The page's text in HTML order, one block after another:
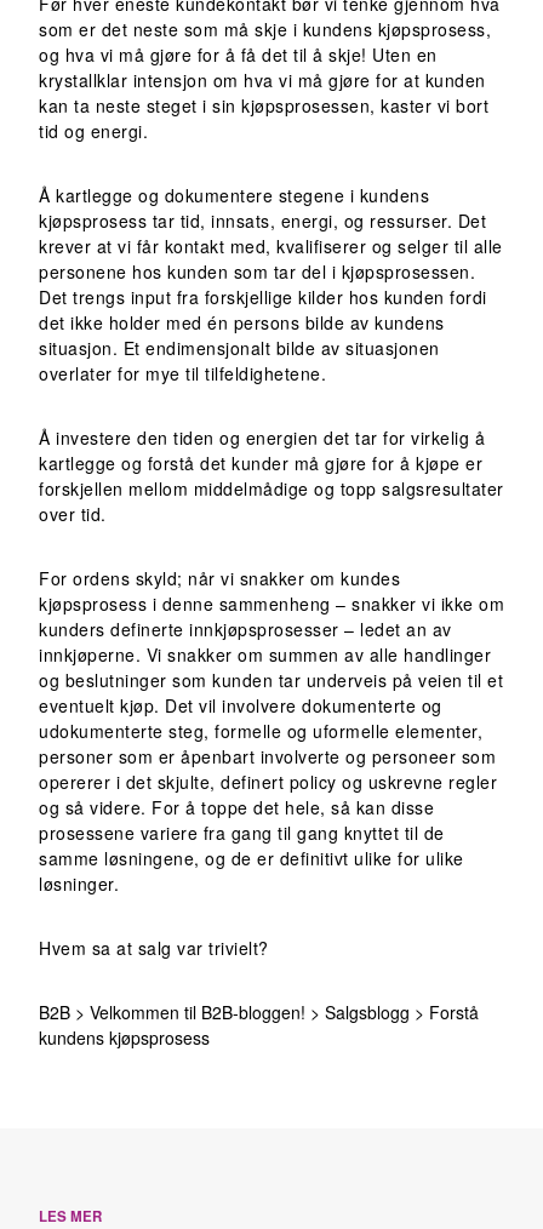
som er det neste som må skje i kundens kjøpsprosess,
og hva vi må gjøre for å få det til å skje! Uten en
krystallklar intensjon om hva vi må gjøre for at kunden
kan ta neste steget i sin kjøpsprosessen, kaster vi bort
tid og energi.
Å kartlegge og dokumentere stegene i kundens
kjøpsprosess tar tid, innsats, energi, og ressurser. Det
krever at vi får kontakt med, kvalifiserer og selger til alle
personene hos kunden som tar del i kjøpsprosessen.
Det trengs input fra forskjellige kilder hos kunden fordi
det ikke holder med én persons bilde av kundens
situasjon. Et endimensjonalt bilde av situasjonen
overlater for mye til tilfeldighetene.
Å investere den tiden og energien det tar for virkelig å
kartlegge og forstå det kunder må gjøre for å kjøpe er
forskjellen mellom middelmådige og topp salgsresultater
over tid.
For ordens skyld; når vi snakker om kundes
kjøpsprosess i denne sammenheng – snakker vi ikke om
kunders definerte innkjøpsprosesser – ledet an av
innkjøperne. Vi snakker om summen av alle handlinger
og beslutninger som kunden tar underveis på veien til et
eventuelt kjøp. Det vil involvere dokumenterte og
udokumenterte steg, formelle og uformelle elementer,
personer som er åpenbart involverte og personeer som
opererer i det skjulte, definert policy og uskrevne regler
og så videre. For å toppe det hele, så kan disse
prosessene variere fra gang til gang knyttet til de
samme løsningene, og de er definitivt ulike for ulike
løsninger.
Hvem sa at salg var trivielt?
B2B > Velkommen til B2B-bloggen! > Salgsblogg > Forstå
kundens kjøpsprosess
LES MER